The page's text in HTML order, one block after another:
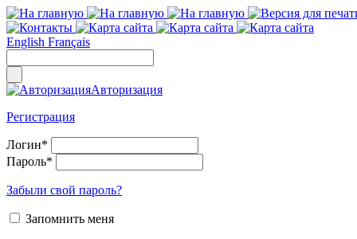
English Français
Авторизация
Регистрация
Логин*
Пароль*
Забыли свой пароль?
Запомнить меня